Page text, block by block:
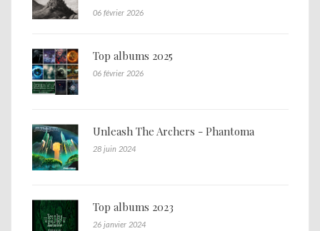
06 février 2026
Top albums 2025
06 février 2026
Unleash The Archers - Phantoma
28 juin 2024
Top albums 2023
26 janvier 2024